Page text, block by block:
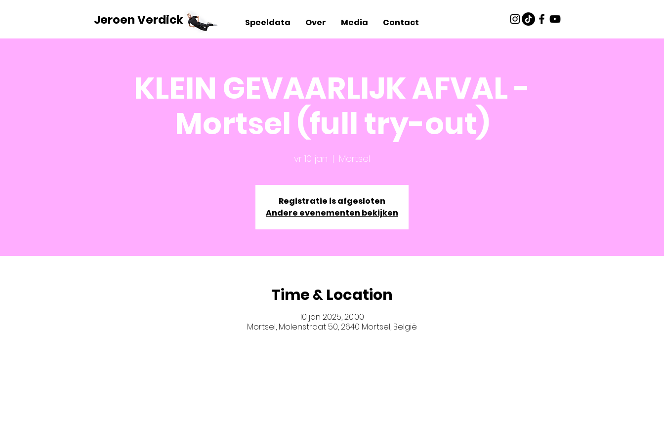
Jeroen Verdick Speeldata Over Media Contact
KLEIN GEVAARLIJK AFVAL -
Mortsel (full try-out)
vr 10 jan
  |
Mortsel
Registratie is afgesloten
Andere evenementen bekijken
Time & Location
10 jan 2025, 20:00
Mortsel, Molenstraat 50, 2640 Mortsel, België